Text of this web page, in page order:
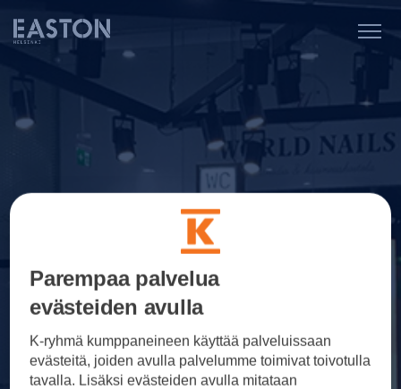
Parempaa palvelua
evästeiden avulla
K-ryhmä kumppaneineen käyttää palveluissaan
evästeitä, joiden avulla palvelumme toimivat toivotulla
tavalla. Lisäksi evästeiden avulla mitataan